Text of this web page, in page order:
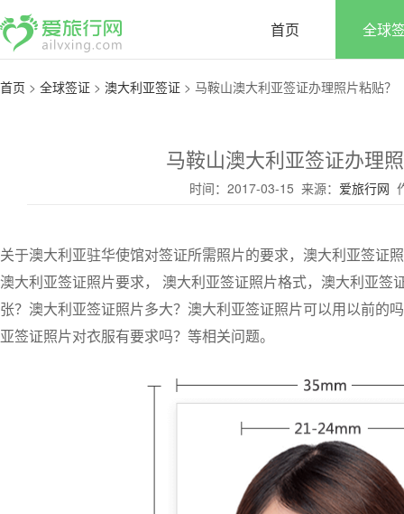
首页 全球
首页 > 全球签证 > 澳大利亚签证 > 马鞍山澳大利亚签证办理照片粘贴？
马鞍山澳大利亚签证办理
时间：2017-03-15 来源： 爱旅行网
关于澳大利亚驻华使馆对签证所需照片的要求，澳大利亚签证
澳大利亚签证照片要求， 澳大利亚签证照片格式，澳大利亚签
张？澳大利亚签证照片多大？澳大利亚签证照片可以用以前的
亚签证照片对衣服有要求吗？等相关问题。